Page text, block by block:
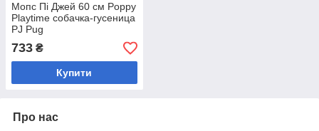
Мопс Пі Джей 60 см Poppy
Playtime собачка-гусеница
PJ Pug
733 ₴
Купити
Про нас